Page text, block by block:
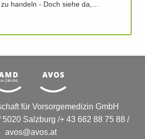
handeln - Doch siehe da,…
für Vorsorgemedizin GmbH
Salzburg /+ 43 662 88 75 88 /
avos@avos.at